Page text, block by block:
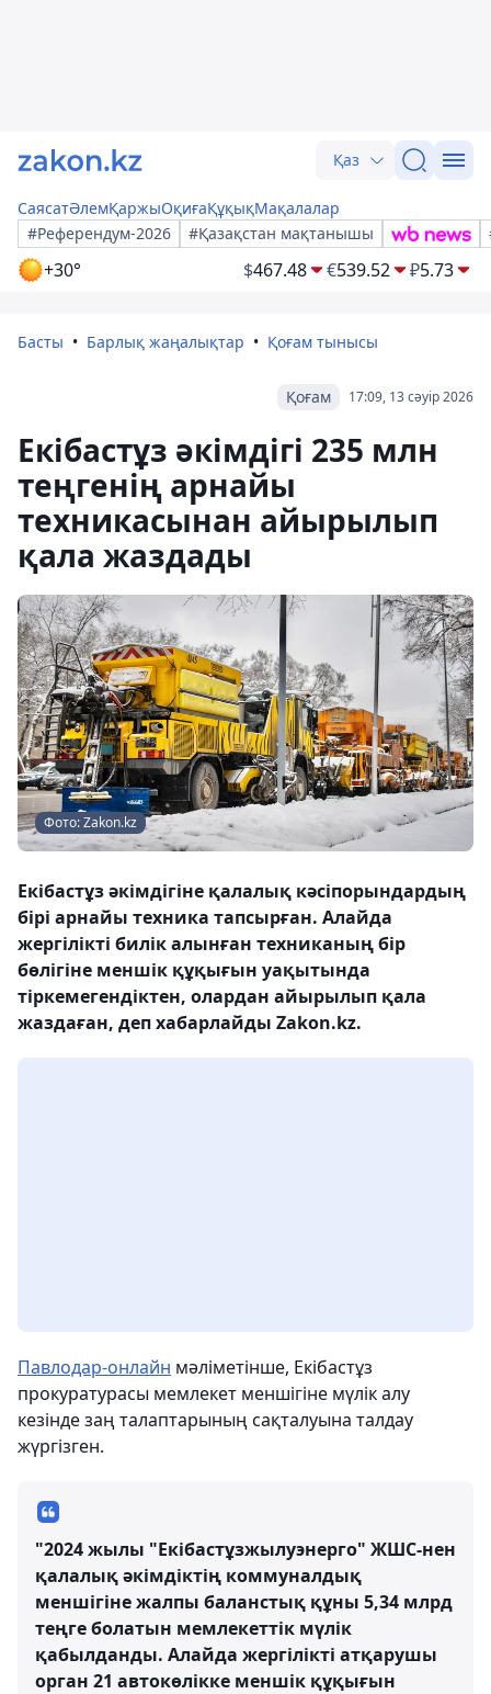
Қаз
СаясатӘлемҚаржыОқиғаҚұқықМақалалар
#Референдум-2026
#Қазақстан мақтанышы
+30° $467.48 €539.52 ₽5.73
Басты Барлық жаңалықтар Қоғам тынысы
17:09, 13 сәуір 2026
Қоғам
Екібастұз әкімдігі 235 млн
теңгенің арнайы
техникасынан айырылып
қала жаздады
Фото: Zakon.kz
Екібастұз әкімдігіне қалалық кәсіпорындардың
бірі арнайы техника тапсырған. Алайда
жергілікті билік алынған техниканың бір
бөлігіне меншік құқығын уақытында
тіркемегендіктен, олардан айырылып қала
жаздаған, деп хабарлайды Zakon.kz.
Павлодар-онлайн мәліметінше, Екібастұз
прокуратурасы мемлекет меншігіне мүлік алу
кезінде заң талаптарының сақталуына талдау
жүргізген.
"2024 жылы "Екібастұзжылуэнерго" ЖШС-нен
қалалық әкімдіктің коммуналдық
меншігіне жалпы баланстық құны 5,34 млрд
теңге болатын мемлекеттік мүлік
қабылданды. Алайда жергілікті атқарушы
орган 21 автокөлікке меншік құқығын